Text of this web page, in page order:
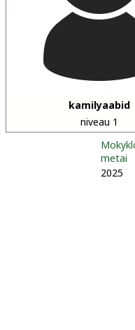
kamilyaabid
niveau 1
metai
2025